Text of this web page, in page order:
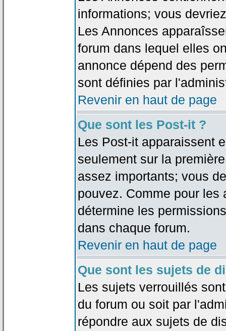
informations; vous
Les Annonces
forum dans lequel elles
annonce dépend des
sont définies par
Revenir en haut de page
Que sont les Post-it ?
Les Post-it apparaissent
seulement sur la
assez importants; vous
pouvez. Comme pour les
détermine les
dans chaque forum.
Revenir en haut de page
Que sont les sujets de
Les sujets verrouillés
du forum ou soit par
répondre aux sujets de